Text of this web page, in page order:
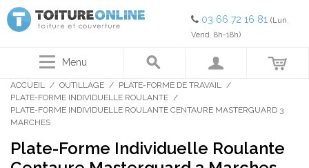
03 66 72 16 81 (Lun.
Vend. 8h-18h)
Menu
ACCUEIL / OUTILLAGE / PLATE-FORME DE TRAVAIL /
PLATE-FORME INDIVIDUELLE ROULANTE /
PLATE-FORME INDIVIDUELLE ROULANTE CENTAURE MASTERGUARD 3
MARCHES
Plate-Forme Individuelle Roulante